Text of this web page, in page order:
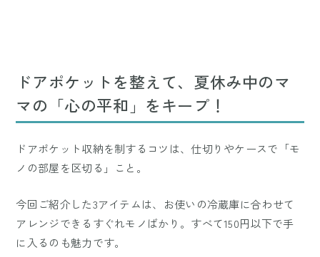
ドアポケットを整えて、夏休み中のマ
マの「心の平和」をキープ！
ドアポケット収納を制するコツは、仕切りやケースで「モ
ノの部屋を区切る」こと。
今回ご紹介した3アイテムは、お使いの冷蔵庫に合わせて
アレンジできるすぐれモノばかり。すべて150円以下で手
に入るのも魅力です。